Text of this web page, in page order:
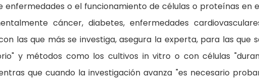
enfermedades o el funcionamiento de células o proteínas en
cáncer, diabetes, enfermedades
las que más se investiga, asegura la experta, para las que
y métodos como los cultivos in vitro o con células
que cuando la investigación avanza "es necesario